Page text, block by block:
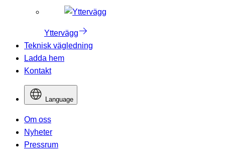
Yttervägg
Teknisk vägledning
Ladda hem
Kontakt
Language
Om oss
Nyheter
Pressrum